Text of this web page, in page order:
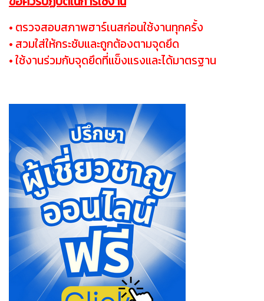
• ตรวจสอบสภาพฮาร์เนสก่อนใช้งานทุกครั้ง
• สวมใส่ให้กระชับและถูกต้องตามจุดยึด
• ใช้งานร่วมกับจุดยึดที่แข็งแรงและได้มาตรฐาน